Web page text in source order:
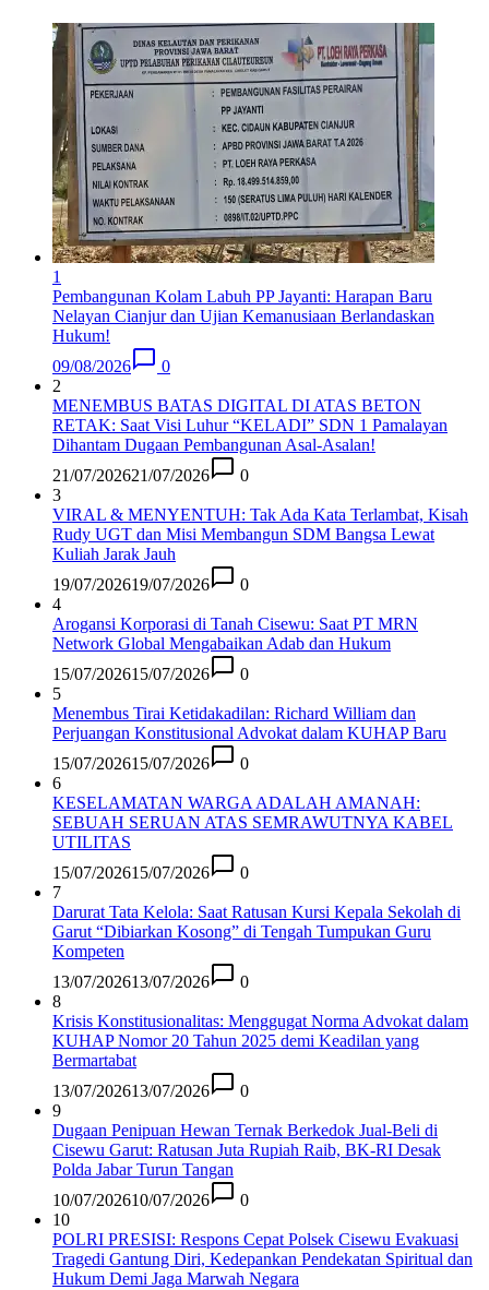
1
Pembangunan Kolam Labuh PP Jayanti: Harapan Baru
Nelayan Cianjur dan Ujian Kemanusiaan Berlandaskan
Hukum!
09/08/2026
0
2
MENEMBUS BATAS DIGITAL DI ATAS BETON
RETAK: Saat Visi Luhur “KELADI” SDN 1 Pamalayan
Dihantam Dugaan Pembangunan Asal-Asalan​!
21/07/202621/07/2026
0
3
VIRAL & MENYENTUH: Tak Ada Kata Terlambat, Kisah
Rudy UGT dan Misi Membangun SDM Bangsa Lewat
Kuliah Jarak Jauh
19/07/202619/07/2026
0
4
Arogansi Korporasi di Tanah Cisewu: Saat PT MRN
Network Global Mengabaikan Adab dan Hukum
15/07/202615/07/2026
0
5
Menembus Tirai Ketidakadilan: Richard William dan
Perjuangan Konstitusional Advokat dalam KUHAP Baru
15/07/202615/07/2026
0
6
KESELAMATAN WARGA ADALAH AMANAH:
SEBUAH SERUAN ATAS SEMRAWUTNYA KABEL
UTILITAS
15/07/202615/07/2026
0
7
Darurat Tata Kelola: Saat Ratusan Kursi Kepala Sekolah di
Garut “Dibiarkan Kosong” di Tengah Tumpukan Guru
Kompeten
13/07/202613/07/2026
0
8
Krisis Konstitusionalitas: Menggugat Norma Advokat dalam
KUHAP Nomor 20 Tahun 2025 demi Keadilan yang
Bermartabat
13/07/202613/07/2026
0
9
Dugaan Penipuan Hewan Ternak Berkedok Jual-Beli di
Cisewu Garut: Ratusan Juta Rupiah Raib, BK-RI Desak
Polda Jabar Turun Tangan
10/07/202610/07/2026
0
10
POLRI PRESISI: Respons Cepat Polsek Cisewu Evakuasi
Tragedi Gantung Diri, Kedepankan Pendekatan Spiritual dan
Hukum Demi Jaga Marwah Negara